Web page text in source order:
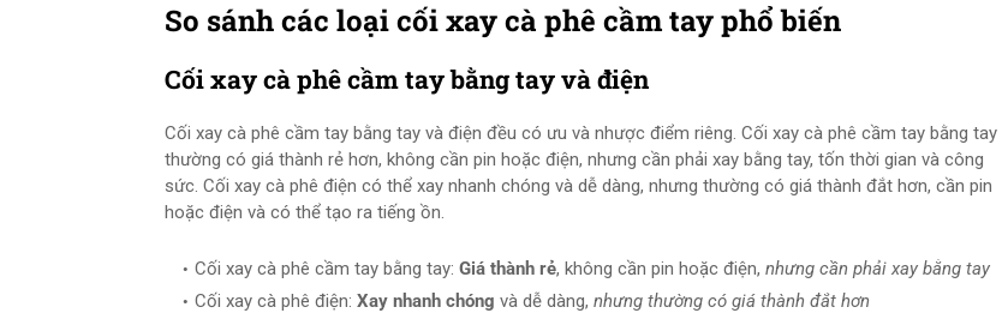
So sánh các loại cối xay cà phê cầm tay phổ biến
Cối xay cà phê cầm tay bằng tay và điện
Cối xay cà phê cầm tay bằng tay và điện đều có ưu và nhược điểm riêng. Cối xay cà phê cầm tay bằng tay
thường có giá thành rẻ hơn, không cần pin hoặc điện, nhưng cần phải xay bằng tay, tốn thời gian và công
sức. Cối xay cà phê điện có thể xay nhanh chóng và dễ dàng, nhưng thường có giá thành đắt hơn, cần pin
hoặc điện và có thể tạo ra tiếng ồn.
Cối xay cà phê cầm tay bằng tay: Giá thành rẻ, không cần pin hoặc điện, nhưng cần phải xay bằng tay
Cối xay cà phê điện: Xay nhanh chóng và dễ dàng, nhưng thường có giá thành đắt hơn